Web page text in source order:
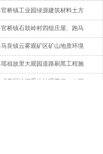
桥镇工业园绿源建筑材料土方
桥镇石鼓岭村四组庄屋、跑马
良镇云雾观矿区矿山地质环境
祖故里大观园道路刷黑工程施
咸安区淦河系统治理工程（二期